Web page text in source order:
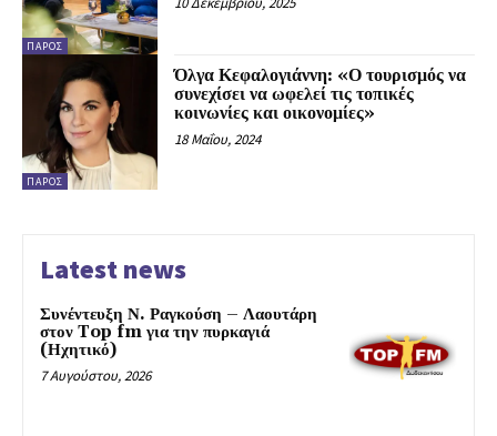
ΠΆΡΟΣ
ΠΆΡΟΣ
Όλγα Κεφαλογιάννη: «Ο τουρισμός να
συνεχίσει να ωφελεί τις τοπικές
κοινωνίες και οικονομίες»
18 Μαΐου, 2024
Latest news
Συνέντευξη Ν. Ραγκούση – Λαουτάρη
στον Top fm για την πυρκαγιά
(Ηχητικό)
7 Αυγούστου, 2026